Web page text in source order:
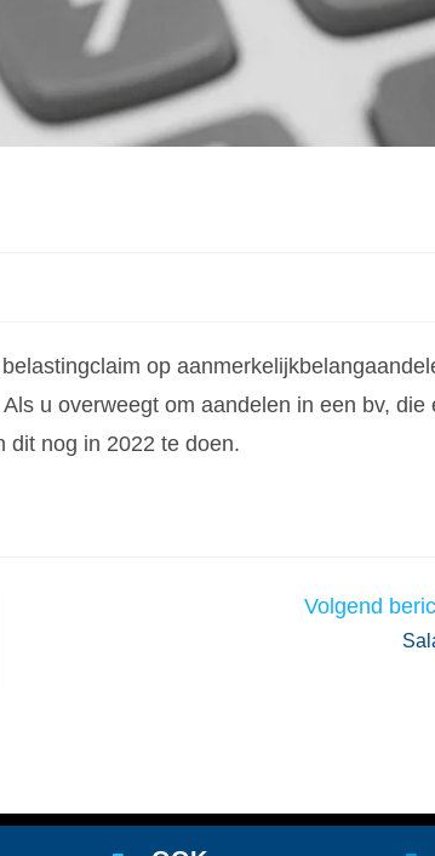
op
u overweegt om aandelen in een bv, die
dit nog in 2022 te doen.
Volgend